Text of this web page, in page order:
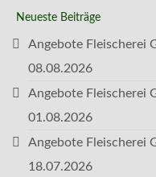
Neueste Beiträge
Angebote Fleischerei
08.08.2026
Angebote Fleischerei
01.08.2026
Angebote Fleischerei
18.07.2026